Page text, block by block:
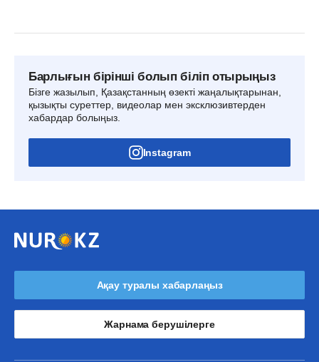
Барлығын бірінші болып біліп отырыңыз
Бізге жазылып, Қазақстанның өзекті жаңалықтарынан,
қызықты суреттер, видеолар мен эксклюзивтерден
хабардар болыңыз.
Instagram
Ақау туралы хабарлаңыз
Жарнама берушілерге